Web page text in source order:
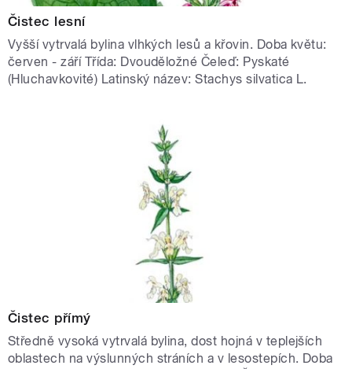
Čistec lesní
Vyšší vytrvalá bylina vlhkých lesů a křovin. Doba květu:
červen - září Třída: Dvouděložné Čeleď: Pyskaté
(Hluchavkovité) Latinský název: Stachys silvatica L.
Čistec přímý
Středně vysoká vytrvalá bylina, dost hojná v teplejších
oblastech na výslunných stráních a v lesostepích. Doba